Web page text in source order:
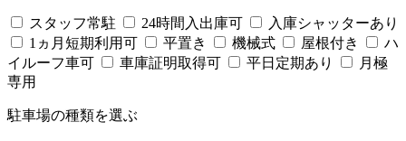
スタッフ常駐 24時間入出庫可
入庫シャッターあり
1ヵ月短期利用可
平置き 機械式 屋根付き
ハ
イルーフ車可
車庫証明取得可 平日定期あり
月極
専用
駐車場の種類を選ぶ